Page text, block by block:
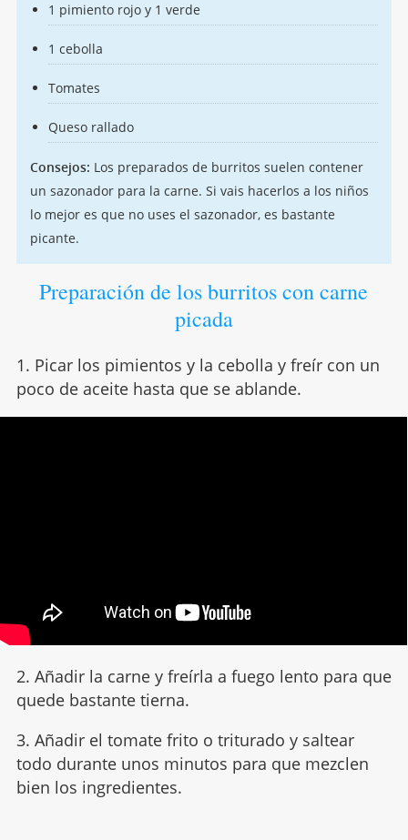
1 pimiento rojo y 1 verde
1 cebolla
Tomates
Queso rallado
Consejos: Los preparados de burritos suelen contener
un sazonador para la carne. Si vais hacerlos a los niños
lo mejor es que no uses el sazonador, es bastante
picante.
Preparación de los burritos con carne
picada
1. Picar los pimientos y la cebolla y freír con un
poco de aceite hasta que se ablande.
2. Añadir la carne y freírla a fuego lento para que
quede bastante tierna.
3. Añadir el tomate frito o triturado y saltear
todo durante unos minutos para que mezclen
bien los ingredientes.